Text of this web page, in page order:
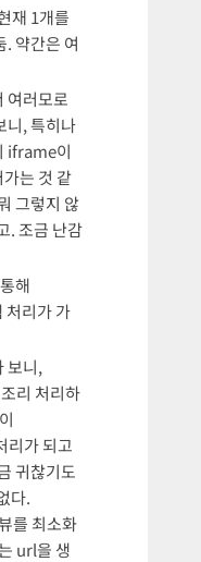
재 1개를
. 약간은 여
여러모로
니, 특히나
iframe이
는 것 같
그렇지 않
. 조금 난감
해
리가 가
보니,
리 처리하
리가 되고
귀찮기도
다.
를 최소화
url을 생